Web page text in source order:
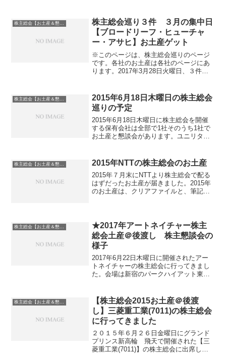
に案内の方がいらっしゃいました。日本
駐車場開発(2353)の株...
株主総会【お土産＆懇談会】巡り
株主総会巡り３件 ３月の集中日
【ブロードリーフ・ヒューチャ
ー・アサヒ】お土産ゲット
※このページは、株主総会巡りのページ
です。各社のお土産は各社のページにあ
ります。2017年3月28日火曜日、３件の
です。場所は、品川グースの１階にある
TKPガーデンシティ...
2015年6月18日木曜日の株主総会
巡りの予定
2015年6月18日木曜日に株主総会を開催
する保有会社は全部で1社そのうち1社で
お土産と懇談会があります。ユニリタ
両国この日は1社だけなのでゆっくり行き
たいと思...
株主総会【お土産＆懇談会】巡り 2015年NTTの株主総会のお土産
2015年７月末にNTTより株主総会で配る
はずだったお土産が届きました。2015年
のお土産は、クリアファイルと、筆記用
は約２週間後で...
★2017年アートネイチャー株主
総会土産＠後渡し 株主懇談会の
様子
2017年6月22日木曜日に開催されたアー
トネイチャーの株主総会に行ってきまし
た。会場は新宿のパークハイアット東京
テル1階に入ったため、案内係りさんが1
名ホテルのエレベ...
株主総会【お土産＆懇談会】巡り
【株主総会2015お土産＠後渡
し】三菱重工業(7011)の株主総会
に行ってきました
２０１５年６月２６日金曜日にグランド
プリンス新高輪 飛天で開催された【三
菱重工業(7011)】の株主総会に出席して